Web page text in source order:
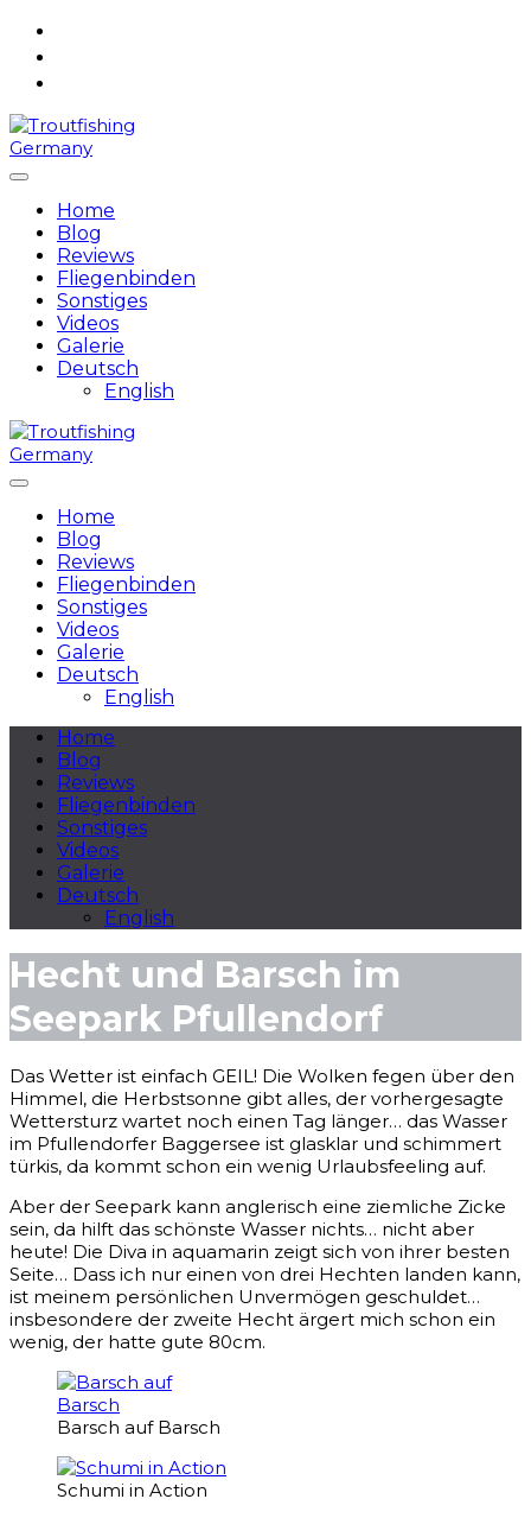
Skip
Home
Blog
Reviews
Fliegenbinden
Sonstiges
Videos
Galerie
Deutsch
English
Home
Blog
Reviews
Fliegenbinden
Sonstiges
Videos
Galerie
Deutsch
English
Home
Blog
Reviews
Fliegenbinden
Sonstiges
Videos
Galerie
Deutsch
English
Hecht und Barsch im
Seepark Pfullendorf
Das Wetter ist einfach GEIL! Die Wolken fegen über den
Himmel, die Herbstsonne gibt alles, der vorhergesagte
Wettersturz wartet noch einen Tag länger… das Wasser
im Pfullendorfer Baggersee ist glasklar und schimmert
türkis, da kommt schon ein wenig Urlaubsfeeling auf.
Aber der Seepark kann anglerisch eine ziemliche Zicke
sein, da hilft das schönste Wasser nichts… nicht aber
heute! Die Diva in aquamarin zeigt sich von ihrer besten
Seite… Dass ich nur einen von drei Hechten landen kann,
ist meinem persönlichen Unvermögen geschuldet…
insbesondere der zweite Hecht ärgert mich schon ein
wenig, der hatte gute 80cm.
Barsch auf Barsch
Schumi in Action